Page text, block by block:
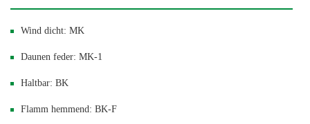
Wind dicht: MK
Daunen feder: MK-1
Haltbar: BK
Flamm hemmend: BK-F